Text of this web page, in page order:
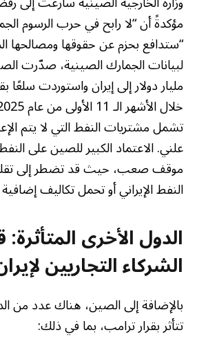
مؤكدةً أن “لا رابح في حرب الرسوم
“ستدافع بحزم عن حقوقها ومصالحها
تشمل مشتريات النفط التي لا يتم
علني. الاعتماد الكبير للصين على
موقف صعب، حيث قد تضطر إلى
النفط الإيراني أو تحمل تكاليف
الدول الأخرى المتأثرة:
الشركاء التجاريين
بالإضافة إلى الصين، هناك عدد من
تتأثر بقرار ترامب، بما في ذلك: